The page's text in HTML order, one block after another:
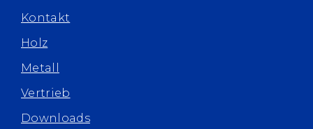
Kontakt
Holz
Metall
Vertrieb
Downloads